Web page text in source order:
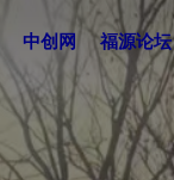
中创网 福源论坛